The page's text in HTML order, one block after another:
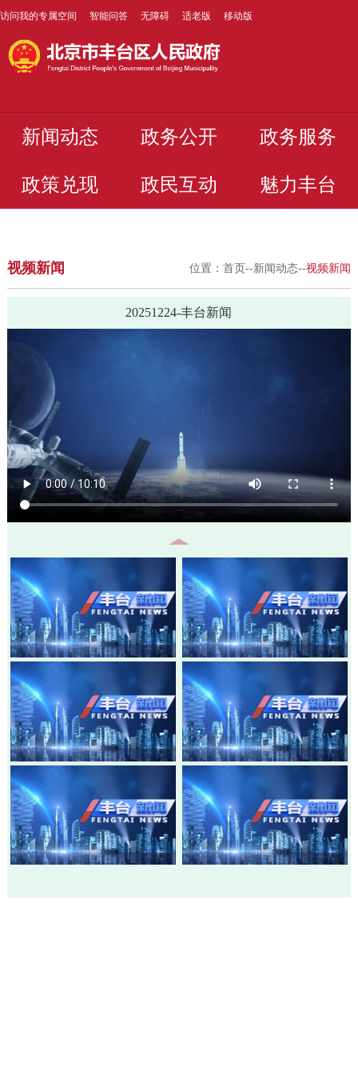
访问我的专属空间 智能问答 无障碍 适老版 移动版
新闻动态 政务公开 政务服务
政策兑现 政民互动 魅力丰台
视频新闻 位置：首页--新闻动态--视频新闻
20251224-丰台新闻
20260805-丰台新闻
20260803-丰台新闻
20260730-丰台新闻